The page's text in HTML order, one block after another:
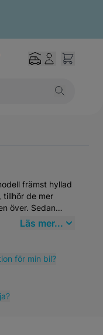
främst hyllad
tillhör de mer
över. Sedan
sig som en
vilket
kvalité och
som går
representation
Läs mer...
för min bil?